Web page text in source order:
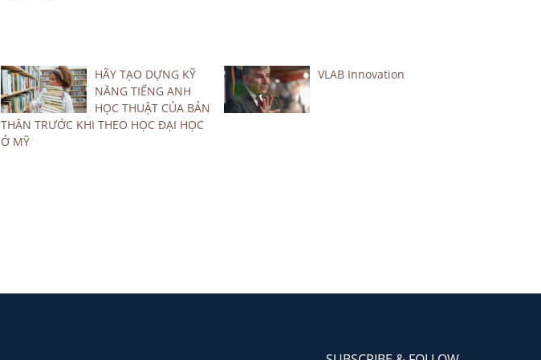
HÃY TẠO DỰNG KỸ
NĂNG TIẾNG ANH
HỌC THUẬT CỦA BẢN
THÂN TRƯỚC KHI THEO HỌC ĐẠI HỌC
Ở MỸ
VLAB Innovation